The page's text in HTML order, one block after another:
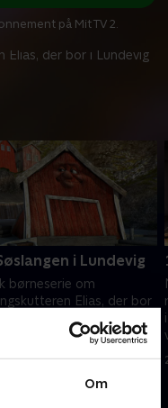
Om
Elias, der bor i Lundevig
på Mit TV 2.
i Lundevig
børneserie om
Elias, der bor
2006 • 10 min